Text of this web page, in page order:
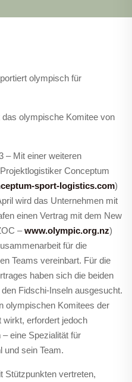
olympisch für
olympische Komitee von
– Mit einer weiteren
Conceptum
sport-logistics.com)
wird das Unternehmen mit
einen Vertrag mit dem New
–www.olympic.org.nz)
für die
Teams vereinbart. Für die
haben sich die beiden
Fidschi-Inseln ausgesucht.
olympischen Komitees der
wirkt, erfordert jedoch
eine Spezialität für
und sein Team.
Stützpunkten vertreten,